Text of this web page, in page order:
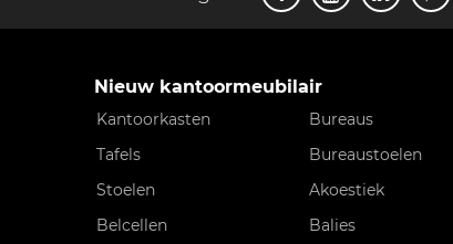
Nieuw kantoormeubilair
Kantoorkasten
Bureaus
Tafels
Bureaustoelen
Stoelen
Akoestiek
Belcellen
Balies